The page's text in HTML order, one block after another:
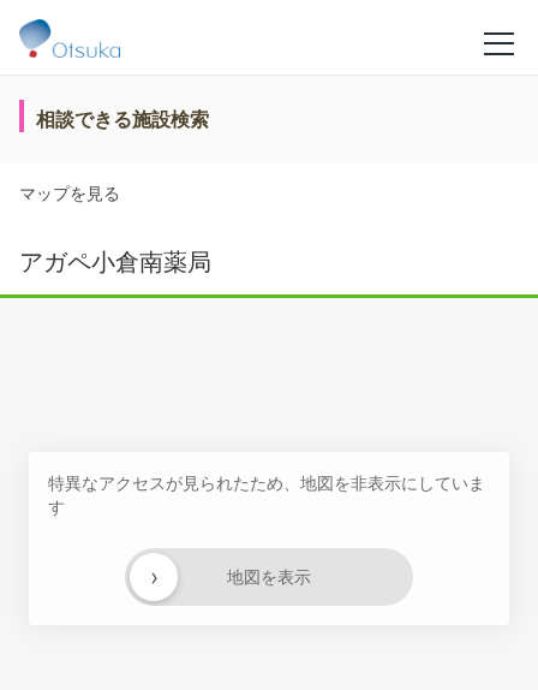
相談できる施設検索
マップを見る
アガペ小倉南薬局
特異なアクセスが見られたため、地図を非表示にしていま
す
地図を表示
›